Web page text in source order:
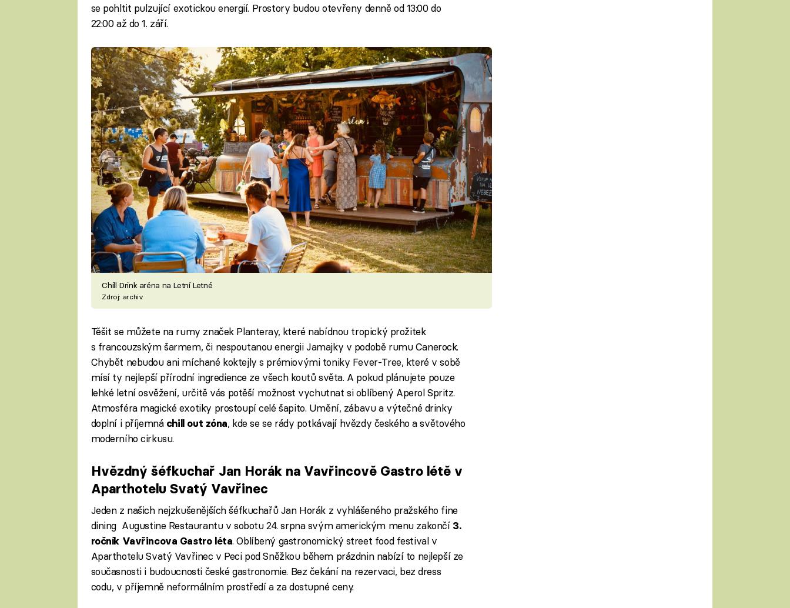
se pohltit pulzující exotickou energií. Prostory budou otevřeny denně od 13:00 do
22:00 až do 1. září.
Chill Drink aréna na Letní Letné
Zdroj: archiv
Těšit se můžete na rumy značek Planteray, které nabídnou tropický prožitek
s francouzským šarmem, či nespoutanou energii Jamajky v podobě rumu Canerock.
Chybět nebudou ani míchané koktejly s prémiovými toniky Fever-Tree, které v sobě
mísí ty nejlepší přírodní ingredience ze všech koutů světa. A pokud plánujete pouze
lehké letní osvěžení, určitě vás potěší možnost vychutnat si oblíbený Aperol Spritz.
Atmosféra magické exotiky prostoupí celé šapito. Umění, zábavu a výtečné drinky
doplní i příjemná chill out zóna, kde se se rády potkávají hvězdy českého a světového
moderního cirkusu.
Hvězdný šéfkuchař Jan Horák na Vavřincově Gastro létě v
Aparthotelu Svatý Vavřinec
Jeden z našich nejzkušenějších šéfkuchařů Jan Horák z vyhlášeného pražského fine
dining Augustine Restaurantu v sobotu 24. srpna svým americkým menu zakončí 3.
ročník Vavřincova Gastro léta. Oblíbený gastronomický street food festival v
Aparthotelu Svatý Vavřinec v Peci pod Sněžkou během prázdnin nabízí to nejlepší ze
současnosti i budoucnosti české gastronomie. Bez čekání na rezervaci, bez dress
codu, v příjemně neformálním prostředí a za dostupné ceny.